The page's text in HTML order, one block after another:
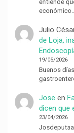
entiende
Julio
de Loja,
19/05/2026
Buenos
Jose en
dicen que
23/04/2026